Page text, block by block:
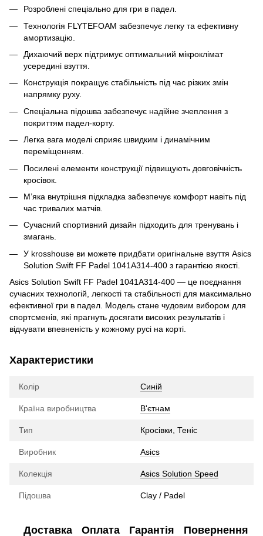
Розроблені спеціально для гри в падел.
Технологія FLYTEFOAM забезпечує легку та ефективну
амортизацію.
Дихаючий верх підтримує оптимальний мікроклімат
усередині взуття.
Конструкція покращує стабільність під час різких змін
напрямку руху.
Спеціальна підошва забезпечує надійне зчеплення з
покриттям падел-корту.
Легка вага моделі сприяє швидким і динамічним
переміщенням.
Посилені елементи конструкції підвищують довговічність
кросівок.
М’яка внутрішня підкладка забезпечує комфорт навіть під
час тривалих матчів.
Сучасний спортивний дизайн підходить для тренувань і
змагань.
У krosshouse ви можете придбати оригінальне взуття Asics
Solution Swift FF Padel 1041A314-400 з гарантією якості.
Asics Solution Swift FF Padel 1041A314-400 — це поєднання
сучасних технологій, легкості та стабільності для максимально
ефективної гри в падел. Модель стане чудовим вибором для
спортсменів, які прагнуть досягати високих результатів і
відчувати впевненість у кожному русі на корті.
Характеристики
Колір Синій
Країна виробництва В'єтнам
Тип Кросівки, Теніс
Виробник Asics
Колекція Asics Solution Speed
Підошва Clay / Padel
Доставка Оплата Гарантія Повернення